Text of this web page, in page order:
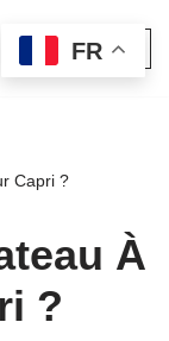
Capri ?
À
?
FR